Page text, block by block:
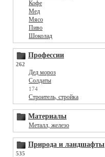
Кофе
Мед
Мясо
Пиво
Шоколад
Профессии
262
Дед мороз
Солдаты
174
Строитель, стройка
Материалы
Металл, железо
Природа и ландшафты
535